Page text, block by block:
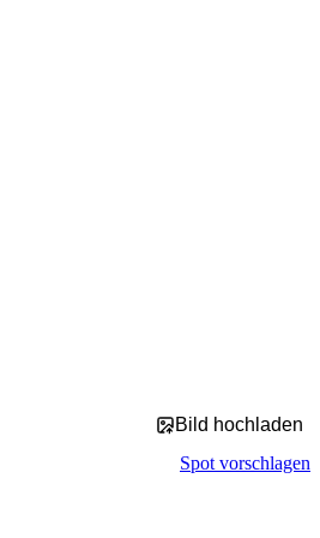
Bild hochladen
Spot vorschlagen